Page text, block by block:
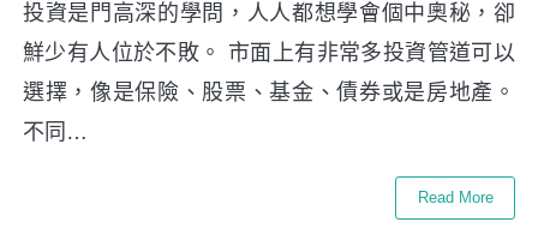
投資是門高深的學問，人人都想學會個中奧秘，卻
鮮少有人位於不敗。 市面上有非常多投資管道可以
選擇，像是保險、股票、基金、債券或是房地產。
不同…
Read More